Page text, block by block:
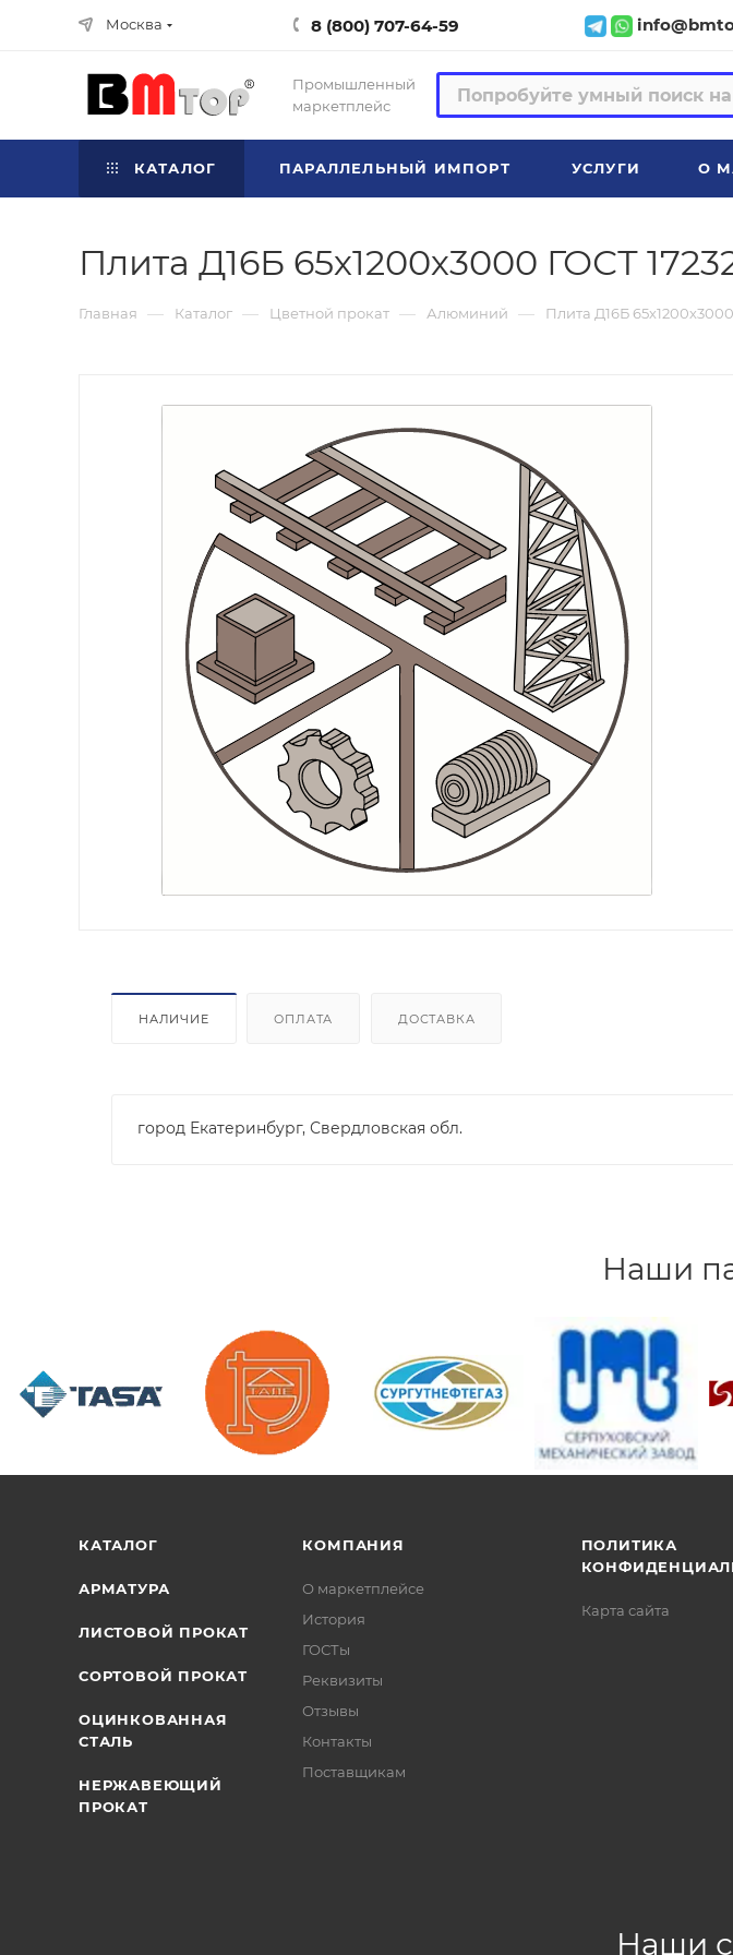
Москва 8 (800) 707-64-59
Промышленный
маркетплейс
КАТАЛОГ ПАРАЛЛЕЛЬНЫЙ ИМПОРТ УСЛУГИ О
Плита Д16Б 65х1200х3000 ГОСТ
Главная — Каталог — Цветной прокат — Алюминий — Плита Д16Б
НАЛИЧИЕ ОПЛАТА ДОСТАВКА
город Екатеринбург, Свердловская обл.
Наши
КАТАЛОГ
АРМАТУРА
ЛИСТОВОЙ ПРОКАТ
СОРТОВОЙ ПРОКАТ
ОЦИНКОВАННАЯ
СТАЛЬ
НЕРЖАВЕЮЩИЙ
ПРОКАТ
КОМПАНИЯ
О маркетплейсе
История
ГОСТы
Реквизиты
Отзывы
Контакты
Поставщикам
ПОЛИТИКА
Карта сайта
Наши